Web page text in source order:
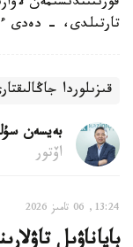
تارتىلدى، - دەدى
قىزىلوردا
بەيسەن
اۆتور
13:24, 06 تامىز 2026